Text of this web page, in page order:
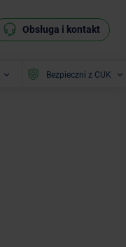
Obsługa i kontakt
Bezpieczni z CUK